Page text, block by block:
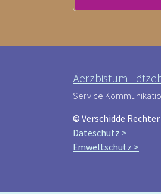
Äerzbistum
Service
© Verschidde
Dateschutz >
Ëmweltschutz >